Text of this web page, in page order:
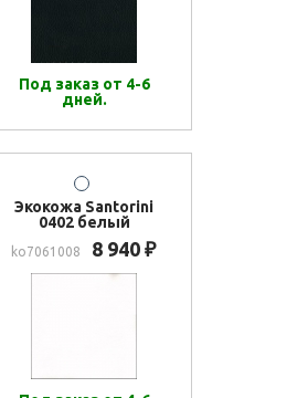
Под заказ от 4-6
дней.
Экокожа Santorini
0402 белый
ko7061008 8 940₽